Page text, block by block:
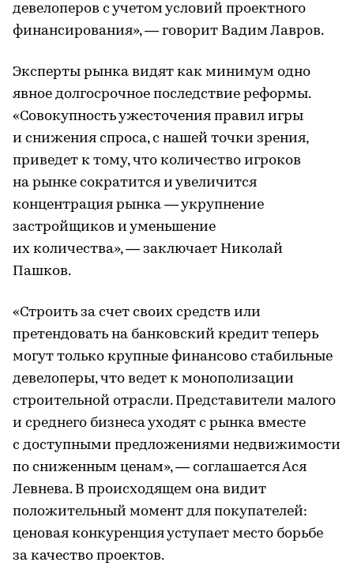
девелоперов с учетом условий проектного
финансирования», — говорит Вадим Лавров.
Эксперты рынка видят как минимум одно
явное долгосрочное последствие реформы.
«Совокупность ужесточения правил игры
и снижения спроса, с нашей точки зрения,
приведет к тому, что количество игроков
на рынке сократится и увеличится
концентрация рынка — укрупнение
застройщиков и уменьшение
их количества», — заключает Николай
Пашков.
«Строить за счет своих средств или
претендовать на банковский кредит теперь
могут только крупные финансово стабильные
девелоперы, что ведет к монополизации
строительной отрасли. Представители малого
и среднего бизнеса уходят с рынка вместе
с доступными предложениями недвижимости
по сниженным ценам», — соглашается Ася
Левнева. В происходящем она видит
положительный момент для покупателей:
ценовая конкуренция уступает место борьбе
за качество проектов.